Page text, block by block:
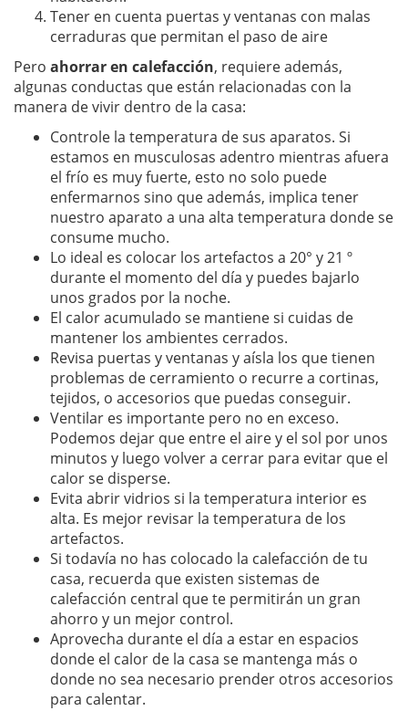
Tener en cuenta puertas y ventanas con malas
cerraduras que permitan el paso de aire
Pero ahorrar en calefacción, requiere además,
algunas conductas que están relacionadas con la
manera de vivir dentro de la casa:
Controle la temperatura de sus aparatos. Si
estamos en musculosas adentro mientras afuera
el frío es muy fuerte, esto no solo puede
enfermarnos sino que además, implica tener
nuestro aparato a una alta temperatura donde se
consume mucho.
Lo ideal es colocar los artefactos a 20° y 21 º
durante el momento del día y puedes bajarlo
unos grados por la noche.
El calor acumulado se mantiene si cuidas de
mantener los ambientes cerrados.
Revisa puertas y ventanas y aísla los que tienen
problemas de cerramiento o recurre a cortinas,
tejidos, o accesorios que puedas conseguir.
Ventilar es importante pero no en exceso.
Podemos dejar que entre el aire y el sol por unos
minutos y luego volver a cerrar para evitar que el
calor se disperse.
Evita abrir vidrios si la temperatura interior es
alta. Es mejor revisar la temperatura de los
artefactos.
Si todavía no has colocado la calefacción de tu
casa, recuerda que existen sistemas de
calefacción central que te permitirán un gran
ahorro y un mejor control.
Aprovecha durante el día a estar en espacios
donde el calor de la casa se mantenga más o
donde no sea necesario prender otros accesorios
para calentar.